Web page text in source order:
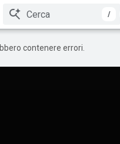
/
contenere errori.